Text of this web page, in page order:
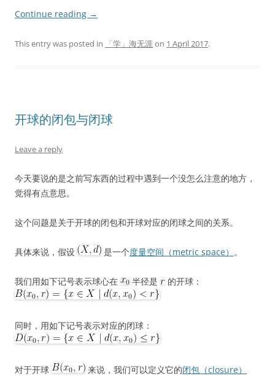
Continue reading →
This entry was posted in 「学」海无涯on 1 April 2017.
开球的闭包与闭球
Leave a reply
今天要说的是之前写东西的过程中遇到一个没怎么注意的地方，
觉得有点意思。
这个问题是关于开球的闭包和开球对应的闭球之间的关系。
具体来说，假设 是一个度量空间（metric space） 。
我们用如下记号表示球心在 半径是 的开球：
同时，用如下记号表示对应的闭球：
对于开球 来说，我们可以定义它的闭包（closure）